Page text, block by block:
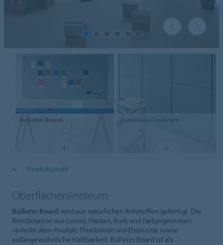
Bulletin Board Furniture Linoleum
Produktprofil
Oberflächenlinoleum
Bulletin Board wird aus natürlichen Rohstoffen gefertigt. Die
Kombination aus Leinöl, Harzen, Kork und Farbpigmenten
verleiht dem Produkt Flexibilität und Elastizität sowie
außergewöhnliche Haltbarkeit. Bulletin Board ist als